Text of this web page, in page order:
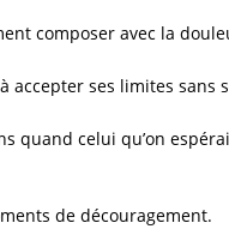
composer avec la
accepter ses limites sans
quand celui qu’on
de découragement.